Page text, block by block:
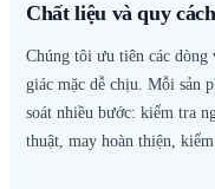
Chất liệu và quy
Chúng tôi ưu tiên các dòng
giác mặc dễ chịu. Mỗi sản
soát nhiều bước: kiểm tra
thuật, may hoàn thiện,